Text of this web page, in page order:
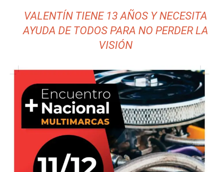
VALENTÍN TIENE 13 AÑOS Y NECESITA
AYUDA DE TODOS PARA NO PERDER LA
VISIÓN